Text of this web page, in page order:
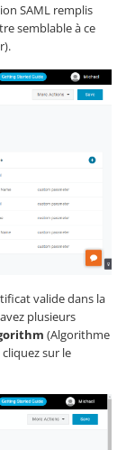
SAML remplis
semblable à ce
valide dans la
plusieurs
(Algorithme
sur le